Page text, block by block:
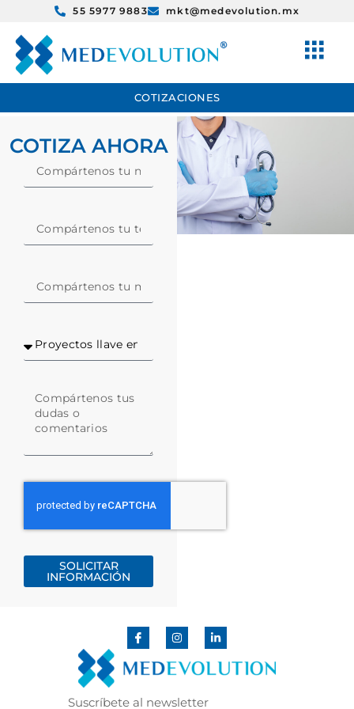
55 5977 9883 mkt@medevolution.mx
COTIZACIONES
COTIZA AHORA
SOLICITAR
INFORMACIÓN